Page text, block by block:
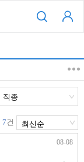
7건
08-08